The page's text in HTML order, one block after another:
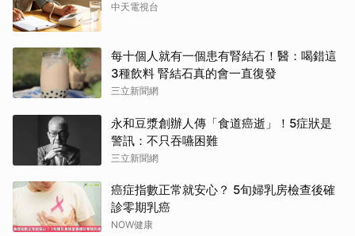
中天電視台
每十個人就有一個患有腎結石！醫：喝錯這
3種飲料 腎結石真的會一直復發
三立新聞網
永和豆漿創辦人傳「食道癌逝」！5症狀是
警訊：不只吞嚥困難
三立新聞網
癌症指數正常就安心？ 5旬婦乳房檢查後確
診零期乳癌
NOW健康